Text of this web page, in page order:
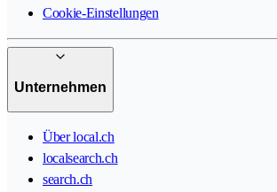
Cookie-Einstellungen
Unternehmen
Über local.ch
localsearch.ch
search.ch